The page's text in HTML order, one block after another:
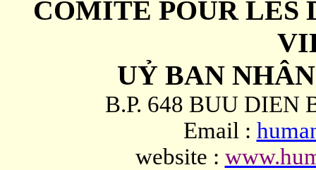
COMITE POUR LES
UỶ BAN
B.P. 648 BUU DIEN
Email :
website :